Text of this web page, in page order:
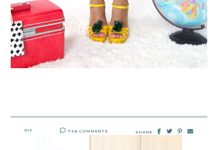
DIY 728 COMMENTS SHARE